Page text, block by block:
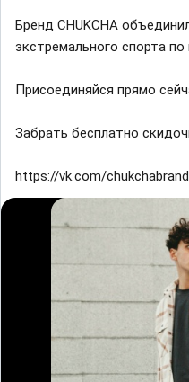
Бренд CHUKCHA
экстремального спорта по
Присоединяйся прямо
Забрать бесплатно
https://vk.com/chukchabrand